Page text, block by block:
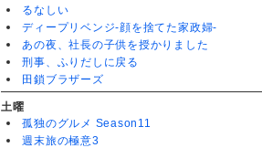
るなしい
ディープリベンジ-顔を捨てた家政婦-
あの夜、社長の子供を授かりました
刑事、ふりだしに戻る
田鎖ブラザーズ
土曜
孤独のグルメ Season11
週末旅の極意3